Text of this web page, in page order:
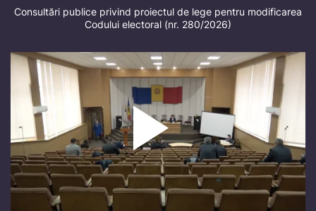
Consultări publice privind proiectul de lege pentru modificarea
Codului electoral (nr. 280/2026)